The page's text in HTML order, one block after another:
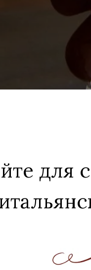
для